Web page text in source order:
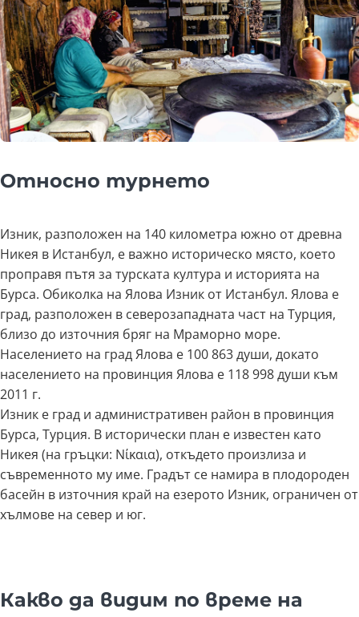
Относно турнето
Изник, разположен на 140 километра южно от древна
Никея в Истанбул, е важно историческо място, което
проправя пътя за турската култура и историята на
Бурса. Обиколка на Ялова Изник от Истанбул. Ялова е
град, разположен в северозападната част на Турция,
близо до източния бряг на Мраморно море.
Населението на град Ялова е 100 863 души, докато
населението на провинция Ялова е 118 998 души към
2011 г.
Изник е град и административен район в провинция
Бурса, Турция. В исторически план е известен като
Никея (на гръцки: Νίκαια), откъдето произлиза и
съвременното му име. Градът се намира в плодороден
басейн в източния край на езерото Изник, ограничен от
хълмове на север и юг.
Какво да видим по време на